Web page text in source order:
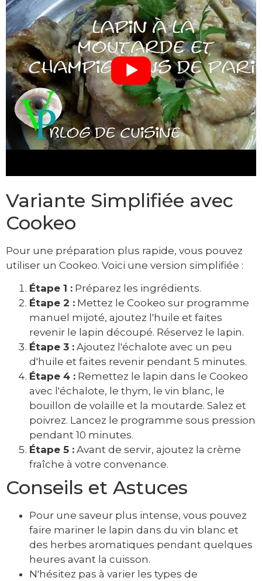
Variante Simplifiée avec
Cookeo
Pour une préparation plus rapide, vous pouvez
utiliser un Cookeo. Voici une version simplifiée :
Étape 1 : Préparez les ingrédients.
Étape 2 : Mettez le Cookeo sur programme
manuel mijoté, ajoutez l'huile et faites
revenir le lapin découpé. Réservez le lapin.
Étape 3 : Ajoutez l'échalote avec un peu
d'huile et faites revenir pendant 5 minutes.
Étape 4 : Remettez le lapin dans le Cookeo
avec l'échalote, le thym, le vin blanc, le
bouillon de volaille et la moutarde. Salez et
poivrez. Lancez le programme sous pression
pendant 10 minutes.
Étape 5 : Avant de servir, ajoutez la crème
fraîche à votre convenance.
Conseils et Astuces
Pour une saveur plus intense, vous pouvez
faire mariner le lapin dans du vin blanc et
des herbes aromatiques pendant quelques
heures avant la cuisson.
N'hésitez pas à varier les types de